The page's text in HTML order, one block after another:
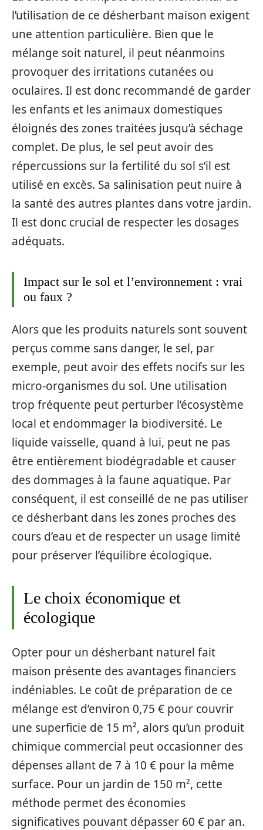
l’utilisation de ce désherbant maison exigent
une attention particulière. Bien que le
mélange soit naturel, il peut néanmoins
provoquer des irritations cutanées ou
oculaires. Il est donc recommandé de garder
les enfants et les animaux domestiques
éloignés des zones traitées jusqu’à séchage
complet. De plus, le sel peut avoir des
répercussions sur la fertilité du sol s’il est
utilisé en excès. Sa salinisation peut nuire à
la santé des autres plantes dans votre jardin.
Il est donc crucial de respecter les dosages
adéquats.
Impact sur le sol et l’environnement : vrai
ou faux ?
Alors que les produits naturels sont souvent
perçus comme sans danger, le sel, par
exemple, peut avoir des effets nocifs sur les
micro-organismes du sol. Une utilisation
trop fréquente peut perturber l’écosystème
local et endommager la biodiversité. Le
liquide vaisselle, quand à lui, peut ne pas
être entièrement biodégradable et causer
des dommages à la faune aquatique. Par
conséquent, il est conseillé de ne pas utiliser
ce désherbant dans les zones proches des
cours d’eau et de respecter un usage limité
pour préserver l’équilibre écologique.
Le choix économique et
écologique
Opter pour un désherbant naturel fait
maison présente des avantages financiers
indéniables. Le coût de préparation de ce
mélange est d’environ 0,75 € pour couvrir
une superficie de 15 m², alors qu’un produit
chimique commercial peut occasionner des
dépenses allant de 7 à 10 € pour la même
surface. Pour un jardin de 150 m², cette
méthode permet des économies
significatives pouvant dépasser 60 € par an.